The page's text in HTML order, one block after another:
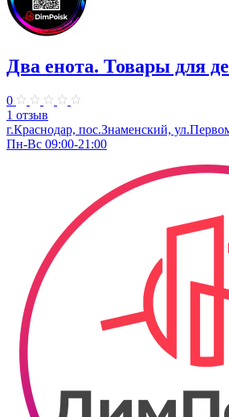
Два енота. Товары для
0
1 отзыв
г.Краснодар, пос.Знаменский,
Пн-Вс 09:00-21:00